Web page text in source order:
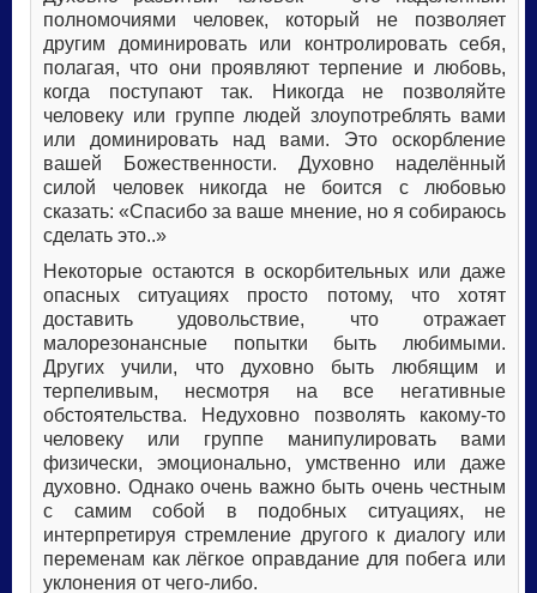
полномочиями человек, который не позволяет
другим доминировать или контролировать себя,
полагая, что они проявляют терпение и любовь,
когда поступают так. Никогда не позволяйте
человеку или группе людей злоупотреблять вами
или доминировать над вами. Это оскорбление
вашей Божественности. Духовно наделённый
силой человек никогда не боится с любовью
сказать: «Спасибо за ваше мнение, но я собираюсь
сделать это..»
Некоторые остаются в оскорбительных или даже
опасных ситуациях просто потому, что хотят
доставить удовольствие, что отражает
малорезонансные попытки быть любимыми.
Других учили, что духовно быть любящим и
терпеливым, несмотря на все негативные
обстоятельства. Недуховно позволять какому-то
человеку или группе манипулировать вами
физически, эмоционально, умственно или даже
духовно. Однако очень важно быть очень честным
с самим собой в подобных ситуациях, не
интерпретируя стремление другого к диалогу или
переменам как лёгкое оправдание для побега или
уклонения от чего-либо.